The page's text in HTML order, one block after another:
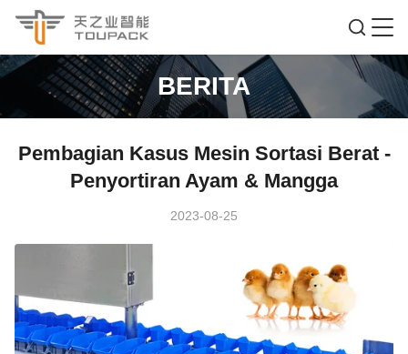
BERITA
Pembagian Kasus Mesin Sortasi Berat -
Penyortiran Ayam & Mangga
2023-08-25